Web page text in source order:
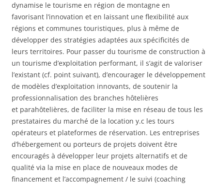
dynamise le tourisme en région de montagne en
favorisant l’innovation et en laissant une flexibilité aux
régions et communes touristiques, plus à même de
développer des stratégies adaptées aux spécificités de
leurs territoires. Pour passer du tourisme de construction à
un tourisme d’exploitation performant, il s’agit de valoriser
l’existant (cf. point suivant), d’encourager le développement
de modèles d’exploitation innovants, de soutenir la
professionnalisation des branches hôtelières
et parahôtelières, de faciliter la mise en réseau de tous les
prestataires du marché de la location y.c les tours
opérateurs et plateformes de réservation. Les entreprises
d’hébergement ou porteurs de projets doivent être
encouragés à développer leur projets alternatifs et de
qualité via la mise en place de nouveaux modes de
financement et l’accompagnement / le suivi (coaching